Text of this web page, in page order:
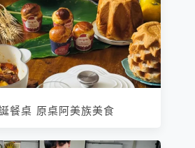
餐桌 原桌阿美族美食